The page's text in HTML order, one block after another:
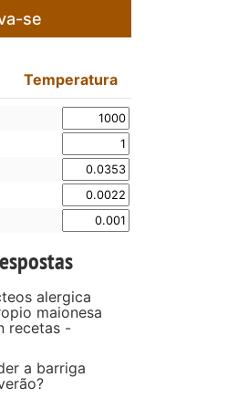
se
Temperatura
alergica
maionesa
recetas -
a barriga